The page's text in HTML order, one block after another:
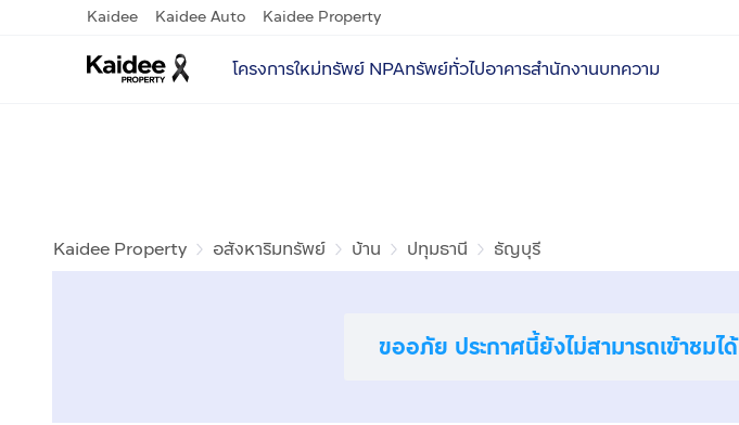
Kaidee Kaidee Auto Kaidee Property
โครงการใหม่ทรัพย์ NPAทรัพย์ทั่วไปอาคารสำนักงานบทความ
Kaidee Property อสังหาริมทรัพย์ บ้าน ปทุมธานี ธัญบุรี
ขออภัย ประกาศนี้ยังไม่สามารถเข้าชมได้